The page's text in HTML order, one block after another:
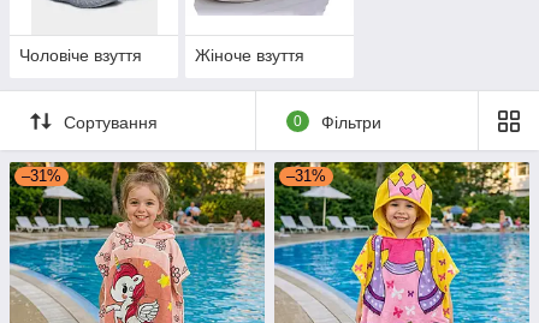
Чоловіче взуття Жіноче взуття
Сортування 0 Фільтри
–31% –31%